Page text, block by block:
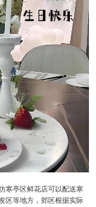
寒亭区鲜花店可以配送寒
区等地方，郊区根据实际